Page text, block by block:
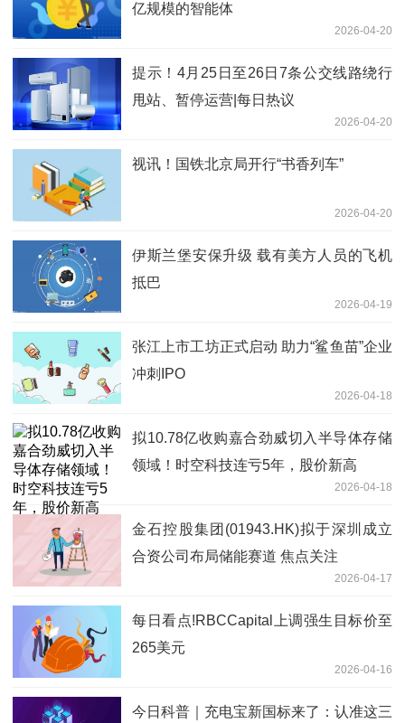
亿规模的智能体
2026-04-20
提示！4月25日至26日7条公交线路绕行
甩站、暂停运营|每日热议
2026-04-20
视讯！国铁北京局开行“书香列车”
2026-04-20
伊斯兰堡安保升级 载有美方人员的飞机
抵巴
2026-04-19
张江上市工坊正式启动 助力“鲨鱼苗”企业
冲刺IPO
2026-04-18
拟10.78亿收购嘉合劲威切入半导体存储
领域！时空科技连亏5年，股价新高
2026-04-18
金石控股集团(01943.HK)拟于深圳成立
合资公司布局储能赛道 焦点关注
2026-04-17
每日看点!RBCCapital上调强生目标价至
265美元
2026-04-16
今日科普｜充电宝新国标来了：认准这三